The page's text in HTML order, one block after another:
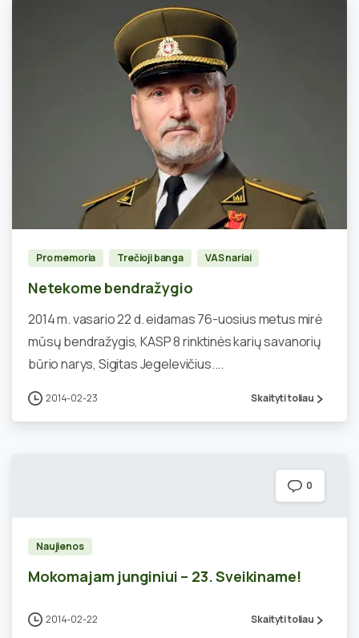
1
Pro memoria Trečioji banga VAS nariai
Netekome bendražygio
2014 m. vasario 22 d. eidamas 76-uosius metus mirė
mūsų bendražygis, KASP 8 rinktinės karių savanorių
būrio narys, Sigitas Jegelevičius....
2014-02-23 Skaityti toliau
0
Naujienos
Mokomajam junginiui – 23. Sveikiname!
2014-02-22 Skaityti toliau